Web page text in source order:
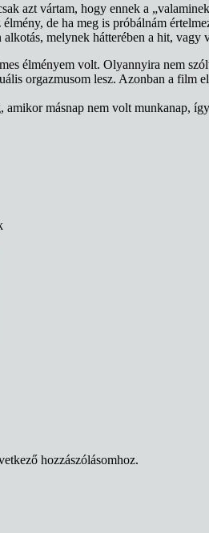
azt vártam, hogy ennek a
de ha meg is próbálnám
melynek hátterében a hit, vagy
élményem volt. Olyannyira nem
orgazmusom lesz. Azonban a film
másnap nem volt munkanap,
hozzászólásomhoz.